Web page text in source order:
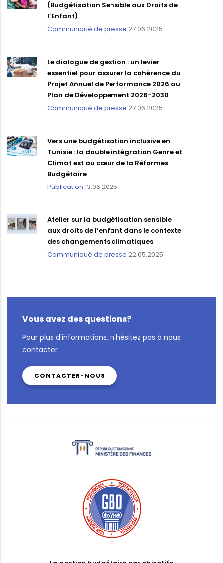
(Budgétisation Sensible aux Droits de
l’Enfant)
Communiqué de presse 27.06.2025
Le dialogue de gestion : un levier
essentiel pour assurer la cohérence du
Projet Annuel de Performance 2026 au
Plan de Développement 2026-2030
Communiqué de presse 27.06.2025
Vers une budgétisation inclusive en
Tunisie : la double intégration Genre et
Climat est au cœur de la Réformes
Budgétaire
Publication 13.06.2025
Atelier sur la budgétisation sensible
aux droits de l’enfant dans le contexte
des changements climatiques
Communiqué de presse 22.05.2025
Vous avez des questions?
Pour plus d'informations, n'hésitez pas à nous
contacter
CONTACTER-NOUS